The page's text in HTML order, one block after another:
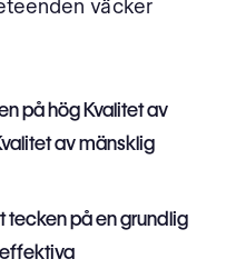
väcker
på hög Kvalitet av
av mänsklig
tecken på en grundlig